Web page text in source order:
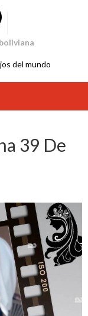
del mundo
39 De